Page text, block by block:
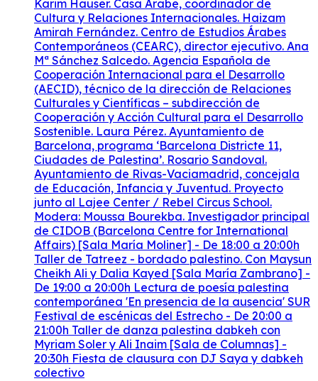
Karim Hauser. Casa Árabe, coordinador de
Cultura y Relaciones Internacionales. Haizam
Amirah Fernández. Centro de Estudios Árabes
Contemporáneos (CEARC), director ejecutivo. Ana
Mª Sánchez Salcedo. Agencia Española de
Cooperación Internacional para el Desarrollo
(AECID), técnico de la dirección de Relaciones
Culturales y Científicas – subdirección de
Cooperación y Acción Cultural para el Desarrollo
Sostenible. Laura Pérez. Ayuntamiento de
Barcelona, programa ‘Barcelona Districte 11,
Ciudades de Palestina’. Rosario Sandoval.
Ayuntamiento de Rivas-Vaciamadrid, concejala
de Educación, Infancia y Juventud. Proyecto
junto al Lajee Center / Rebel Circus School.
Modera: Moussa Bourekba. Investigador principal
de CIDOB (Barcelona Centre for International
Affairs) [Sala María Moliner] - De 18:00 a 20:00h
Taller de Tatreez - bordado palestino. Con Maysun
Cheikh Ali y Dalia Kayed [Sala María Zambrano] -
De 19:00 a 20:00h Lectura de poesía palestina
contemporánea 'En presencia de la ausencia' SUR
Festival de escénicas del Estrecho - De 20:00 a
21:00h Taller de danza palestina dabkeh con
Myriam Soler y Ali Inaim [Sala de Columnas] -
20:30h Fiesta de clausura con DJ Saya y dabkeh
colectivo